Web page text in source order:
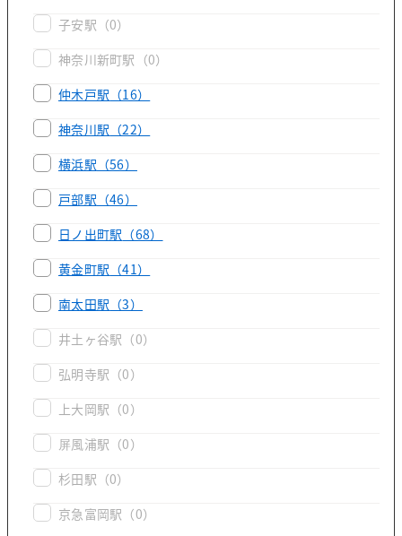
子安駅 （0）
神奈川新町駅 （0）
仲木戸駅 （16）
神奈川駅 （22）
横浜駅 （56）
戸部駅 （46）
日ノ出町駅 （68）
黄金町駅 （41）
南太田駅 （3）
井土ヶ谷駅 （0）
弘明寺駅 （0）
上大岡駅 （0）
屏風浦駅 （0）
杉田駅 （0）
京急富岡駅 （0）